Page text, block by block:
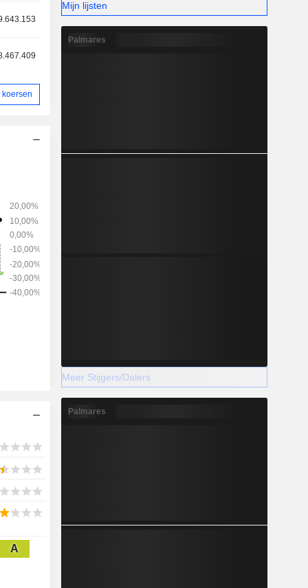
koersen
A
Mijn lijsten
Palmares
Meer Stijgers/Dalers
Palmares